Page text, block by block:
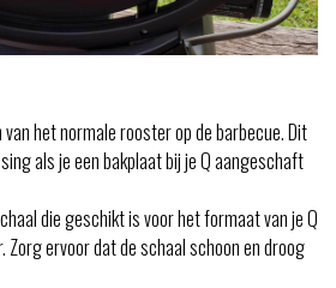
het normale rooster op de barbecue. Dit
als je een bakplaat bij je Q aangeschaft
die geschikt is voor het formaat van je Q
Zorg ervoor dat de schaal schoon en droog